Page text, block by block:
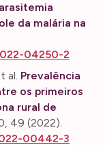
da malária na
04250-2
al. Prevalência
os primeiros
rural de
49 (2022).
00442-3